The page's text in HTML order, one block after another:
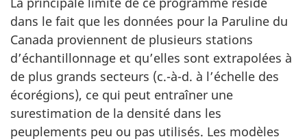
dans le fait que les données pour la Paruline du
Canada proviennent de plusieurs stations
d’échantillonnage et qu’elles sont extrapolées à
de plus grands secteurs (c.-à-d. à l’échelle des
écorégions), ce qui peut entraîner une
surestimation de la densité dans les
peuplements peu ou pas utilisés. Les modèles